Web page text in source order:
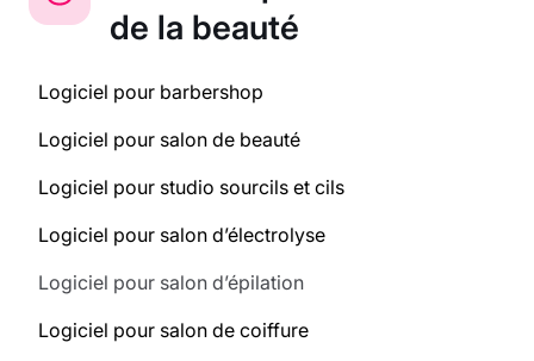
de la beauté
Logiciel pour barbershop
Logiciel pour salon de beauté
Logiciel pour studio sourcils et cils
Logiciel pour salon d’électrolyse
Logiciel pour salon d’épilation
Logiciel pour salon de coiffure